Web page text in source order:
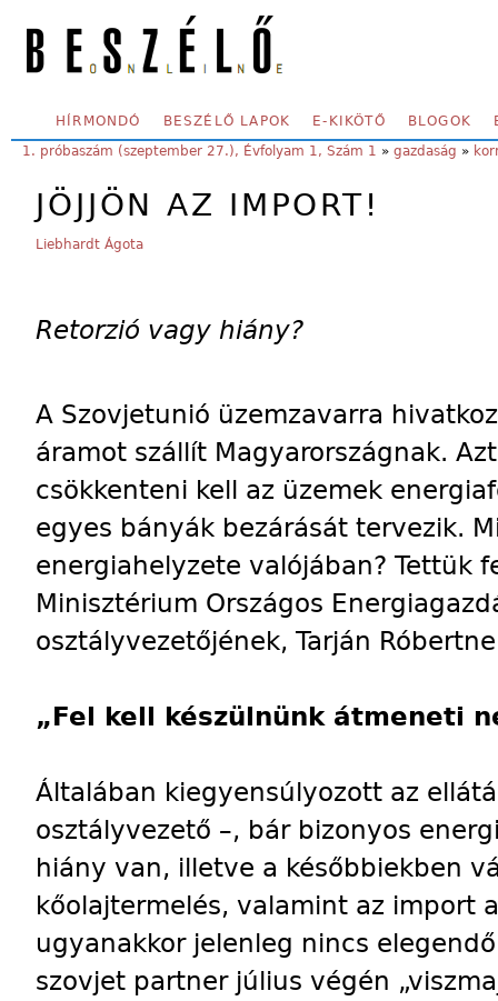
SECONDARY MENU
HÍRMONDÓ BESZÉLŐ LAPOK E-KIKÖTŐ BLOGOK
YOU ARE HERE:
1. próbaszám (szeptember 27.), Évfolyam 1, Szám 1 » gazdaság »
JÖJJÖN AZ IMPORT!
Liebhardt Ágota
Retorzió vagy hiány?
A Szovjetunió üzemzavarra
áramot szállít Magyarországnak.
csökkenteni kell az üzemek
egyes bányák bezárását tervezik.
energiahelyzete valójában? Tettük
Minisztérium Országos
osztályvezetőjének, Tarján
„Fel kell készülnünk átmeneti
Általában kiegyensúlyozott az
osztályvezető –, bár bizonyos
hiány van, illetve a későbbiekben
kőolajtermelés, valamint az import
ugyanakkor jelenleg nincs
szovjet partner július végén